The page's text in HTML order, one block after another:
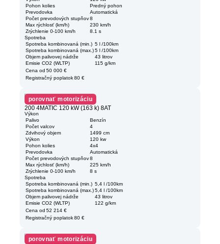
Pohon kolies
Predný pohon
Prevodovka
Automatická
Počet prevodových stupňov 8
Max rýchlosť (km/h)
230 km/h
Zrýchlenie 0-100 km/h
8.1 s
Spotreba
Spotreba kombinovaná (min.) 5 l /100km
Spotreba kombinovaná (max.) 5 l /100km
Objem palivovej nádrže
43 litrov
Emisie CO2 (WLTP)
115 g/km
Cena od 50 000 €
Registračný poplatok 80 €
porovnať motorizáciu
200 4MATIC 120 kW (163 k) 8AT
Výkon
Palivo
Benzín
Počet valcov
4
Zdvihový objem
1499 cm
Výkon
120 kw
Pohon kolies
4x4
Prevodovka
Automatická
Počet prevodových stupňov 8
Max rýchlosť (km/h)
225 km/h
Zrýchlenie 0-100 km/h
8 s
Spotreba
Spotreba kombinovaná (min.) 5,4 l /100km
Spotreba kombinovaná (max.) 5,4 l /100km
Objem palivovej nádrže
43 litrov
Emisie CO2 (WLTP)
122 g/km
Cena od 52 214 €
Registračný poplatok 80 €
porovnať motorizáciu